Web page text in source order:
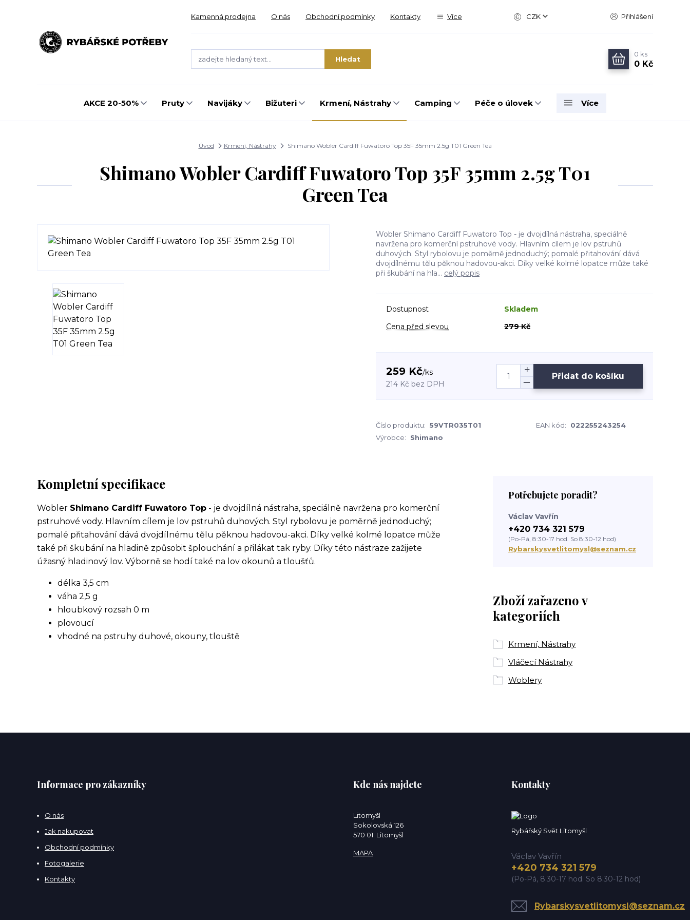
Kamenná prodejna O nás Obchodní podmínky Kontakty Více CZK Přihlášení
Hledat
0 ks
0 Kč
AKCE 20-50% Pruty Navijáky Bižuteri Krmení, Nástrahy Camping Péče o úlovek Více
Úvod Krmení, Nástrahy Shimano Wobler Cardiff Fuwatoro Top 35F 35mm 2.5g T01 Green Tea
Shimano Wobler Cardiff Fuwatoro Top 35F 35mm 2.5g T01
Green Tea
Wobler Shimano Cardiff Fuwatoro Top - je dvojdílná nástraha, speciálně
navržena pro komerční pstruhové vody. Hlavním cílem je lov pstruhů
duhových. Styl rybolovu je poměrně jednoduchý; pomalé přitahování dává
dvojdílnému tělu pěknou hadovou-akci. Díky velké kolmé lopatce může také
při škubání na hla... celý popis
Dostupnost
Skladem
Cena před slevou
279 Kč
259 Kč/ks
214 Kč bez DPH
Přidat do košíku
Číslo produktu: 59VTR035T01 EAN kód:
022255243254
Výrobce:
Shimano
Kompletní specifikace
Wobler Shimano Cardiff Fuwatoro Top - je dvojdílná nástraha, speciálně navržena pro komerční
pstruhové vody. Hlavním cílem je lov pstruhů duhových. Styl rybolovu je poměrně jednoduchý;
pomalé přitahování dává dvojdílnému tělu pěknou hadovou-akci. Díky velké kolmé lopatce může
také při škubání na hladině způsobit šplouchání a přilákat tak ryby. Díky této nástraze zažijete
úžasný hladinový lov. Výborně se hodí také na lov okounů a tloušťů.
délka 3,5 cm
váha 2,5 g
hloubkový rozsah 0 m
plovoucí
vhodné na pstruhy duhové, okouny, tlouště
Zboží zařazeno v
kategoriích
Krmení, Nástrahy
Vláčecí Nástrahy
Woblery
Potřebujete poradit?
Václav Vavřín
+420 734 321 579
(Po-Pá, 8:30-17 hod. So 8:30-12 hod)
Rybarskysvetlitomysl@seznam.cz
Informace pro zákazníky
O nás
Jak nakupovat
Obchodní podmínky
Fotogalerie
Kontakty
Kde nás najdete
Litomyšl
Sokolovská 126
570 01 Litomyšl
MAPA
Kontakty
Rybářský Svět Litomyšl
Václav Vavřín
+420 734 321 579
(Po-Pá, 8:30-17 hod. So 8:30-12 hod)
Rybarskysvetlitomysl@seznam.cz